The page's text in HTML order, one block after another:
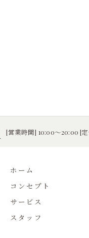
[営業時間] 10:00〜20:00 [
ホーム
コンセプト
サービス
スタッフ